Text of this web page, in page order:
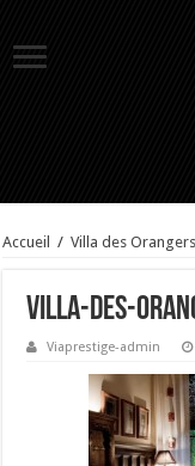
Accueil / Villa des
Villa-des-
Viaprestige-admin